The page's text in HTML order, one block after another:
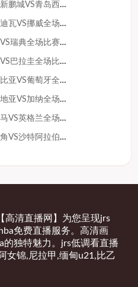
07-11 2026年07月11日深圳新鹏城VS青岛西海岸全场比赛录像回放
07-01 2026年07月01日科特迪瓦VS挪威全场比赛录像回放
07-01 2026年07月01日法国VS瑞典全场比赛录像回放
06-30 2026年06月30日德国VS巴拉圭全场比赛录像回放
06-28 2026年06月28日哥伦比亚VS葡萄牙全场比赛录像回放
06-28 2026年06月28日克罗地亚VS加纳全场比赛录像回放
06-28 2026年06月28日巴拿马VS英格兰全场比赛录像回放
06-27 2026年06月27日佛得角VS沙特阿拉伯全场比赛录像回放
高清直播网】为您呈现jrs
免费直播服务。高清画
的独特魅力。jrs低调看直播
女锦,尼拉甲,缅甸u21,比乙